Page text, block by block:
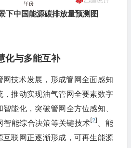
下中国能源碳排放量预测图
化与多能互补
网技术发展，形成管网全面感知
，推动实现油气管网全要素数字
能化，突破管网全方位感知、
智能综合决策等关键技术[2] 。能
互联网正逐渐形成，可再生能源